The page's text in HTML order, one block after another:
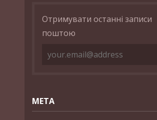
Отримувати останні записи
поштою
МЕТА